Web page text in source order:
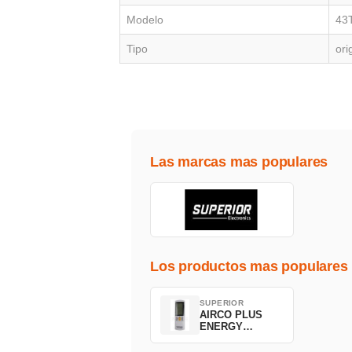
Modelo
Tipo
Las marcas mas populares
Los productos mas populares
SUPERIOR
AIRCO PLUS
ENERGY